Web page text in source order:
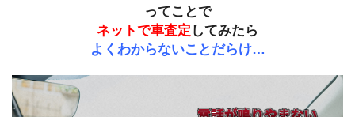
ってことで
ネットで車査定 してみたら
よくわからないことだらけ…